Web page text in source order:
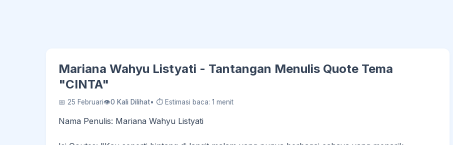
Mariana Wahyu Listyati - Tantangan Menulis Quote Tema
"CINTA"
📅 25 Februari👁0 Kali Dilihat• ⏱ Estimasi baca: 1 menit
Nama Penulis: Mariana Wahyu Listyati